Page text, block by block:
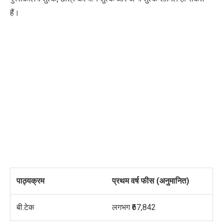
हैं।
पाठ्यक्रम प्रथम वर्ष फीस (अनुमानित)
बी.टेक लगभग ₹67,842